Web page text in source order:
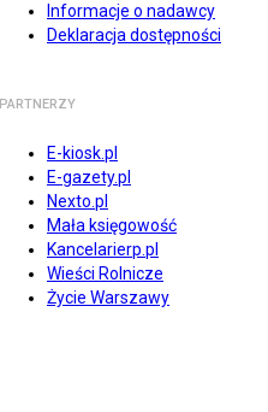
Informacje o nadawcy
Deklaracja dostępności
PARTNERZY
E-kiosk.pl
E-gazety.pl
Nexto.pl
Mała księgowość
Kancelarierp.pl
Wieści Rolnicze
Życie Warszawy